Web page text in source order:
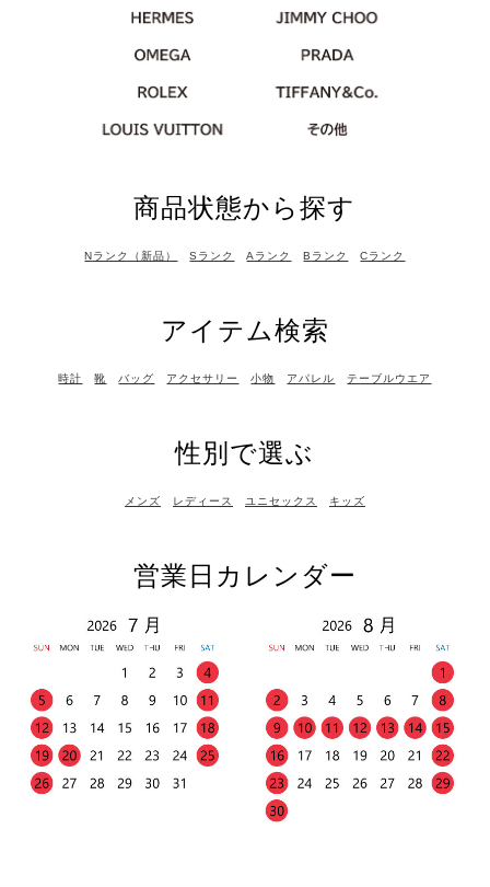
商品状態から探す
Nランク（新品） Sランク Aランク Bランク Cランク
アイテム検索
時計 靴 バッグ アクセサリー 小物 アパレル テーブルウエア
性別で選ぶ
メンズ レディース ユニセックス キッズ
営業日カレンダー